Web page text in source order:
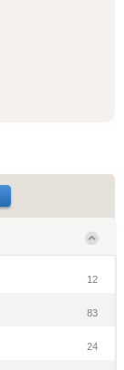
12
83
24